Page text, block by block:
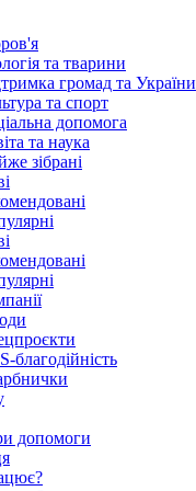
та тварини
громад та України
та спорт
допомога
та наука
зібрані
благодійність
допомоги